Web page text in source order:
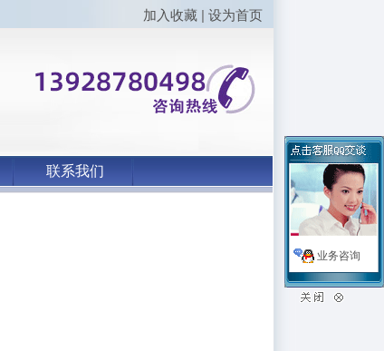
加入收藏 | 设为首页
联系我们
业务咨询